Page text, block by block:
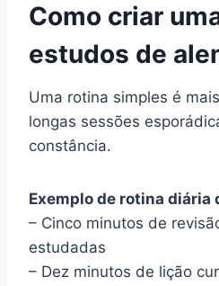
Como criar
estudos de
Uma rotina simples é
longas sessões
constância.
Exemplo de rotina diária
– Cinco minutos de
estudadas
– Dez minutos de lição